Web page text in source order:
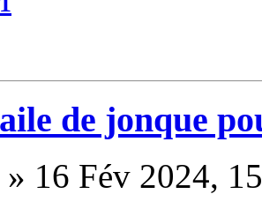
de jonque
» 16 Fév 2024,